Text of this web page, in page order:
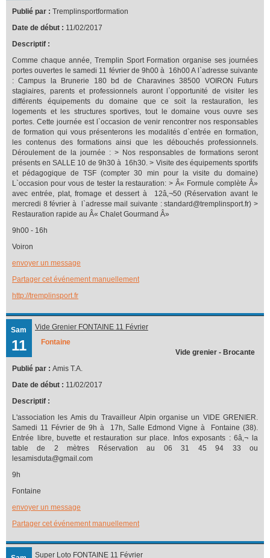
Publié par : Tremplinsportformation
Date de début : 11/02/2017
Descriptif :
Comme chaque année, Tremplin Sport Formation organise ses journées
portes ouvertes le samedi 11 février de 9h00 à 16h00 A l`adresse suivante
: Campus la Brunerie 180 bd de Charavines 38500 VOIRON Futurs
stagiaires, parents et professionnels auront l`opportunité de visiter les
différents équipements du domaine que ce soit la restauration, les
logements et les structures sportives, tout le domaine vous ouvre ses
portes. Cette journée est l`occasion de venir rencontrer nos responsables
de formation qui vous présenterons les modalités d`entrée en formation,
les contenus des formations ainsi que les débouchés professionnels.
Déroulement de la journée : > Nos responsables de formations seront
présents en SALLE 10 de 9h30 à 16h30. > Visite des équipements sportifs
et pédagogique de TSF (compter 30 min pour la visite du domaine)
L`occasion pour vous de tester la restauration: > Â« Formule complète Â»
avec entrée, plat, fromage et dessert à 12â‚¬50 (Réservation avant le
mercredi 8 février à l`adresse mail suivante : standard@tremplinsport.fr) >
Restauration rapide au Â« Chalet Gourmand Â»
9h00 - 16h
Voiron
envoyer un message
Partager cet événement manuellement
http://tremplinsport.fr
Sam
11
Vide Grenier FONTAINE 11 Février
Fontaine
Vide grenier - Brocante
Publié par : Amis T.A.
Date de début : 11/02/2017
Descriptif :
L'association les Amis du Travailleur Alpin organise un VIDE GRENIER.
Samedi 11 Février de 9h à 17h, Salle Edmond Vigne à Fontaine (38).
Entrée libre, buvette et restauration sur place. Infos exposants : 6â‚¬ la
table de 2 mètres Réservation au 06 31 45 94 33 ou
lesamisduta@gmail.com
9h
Fontaine
envoyer un message
Partager cet événement manuellement
Super Loto FONTAINE 11 Février